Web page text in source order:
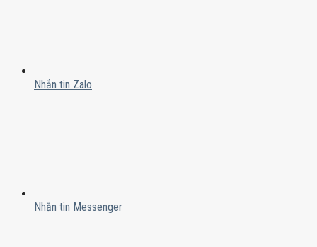
Nhắn tin Zalo
Nhắn tin Messenger